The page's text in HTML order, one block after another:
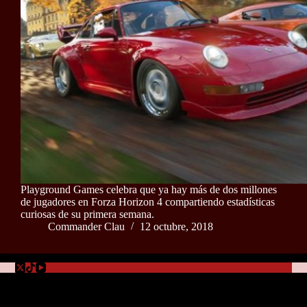
Playground Games celebra que ya hay más de dos millones
de jugadores en Forza Horizon 4 compartiendo estadísticas
curiosas de su primera semana.
Commander Clau
12 octubre, 2018